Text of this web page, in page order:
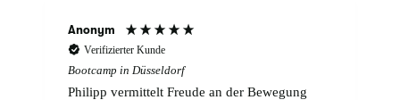
Anonym
Verifizierter Kunde
Bootcamp in Düsseldorf
Philipp vermittelt Freude an der Bewegung